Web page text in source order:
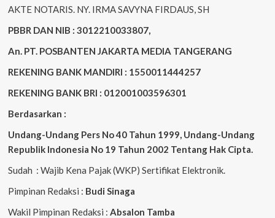
AKTE NOTARIS. NY. IRMA SAVYNA FIRDAUS, SH
PBBR DAN NIB : 3012210033807,
An. PT. POSBANTEN JAKARTA MEDIA TANGERANG
REKENING BANK MANDIRI : 1550011444257
REKENING BANK BRI : 012001003596301
Berdasarkan :
Undang-Undang Pers No 40 Tahun 1999, Undang-Undang
Republik Indonesia No 19 Tahun 2002 Tentang Hak Cipta.
Sudah : Wajib Kena Pajak (WKP) Sertifikat Elektronik.
Pimpinan Redaksi : Budi Sinaga
Wakil Pimpinan Redaksi : Absalon Tamba